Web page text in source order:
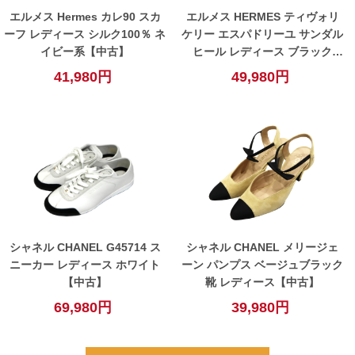
エルメス Hermes カレ90 スカ
ーフ レディース シルク100％ ネ
イビー系【中古】
41,980円
エルメス HERMES ティヴォリ
ケリー エスパドリーユ サンダル
ヒール レディース ブラック
【中古】
49,980円
シャネル CHANEL G45714 ス
ニーカー レディース ホワイト
【中古】
69,980円
シャネル CHANEL メリージェ
ーン パンプス ベージュブラック
靴 レディース【中古】
39,980円